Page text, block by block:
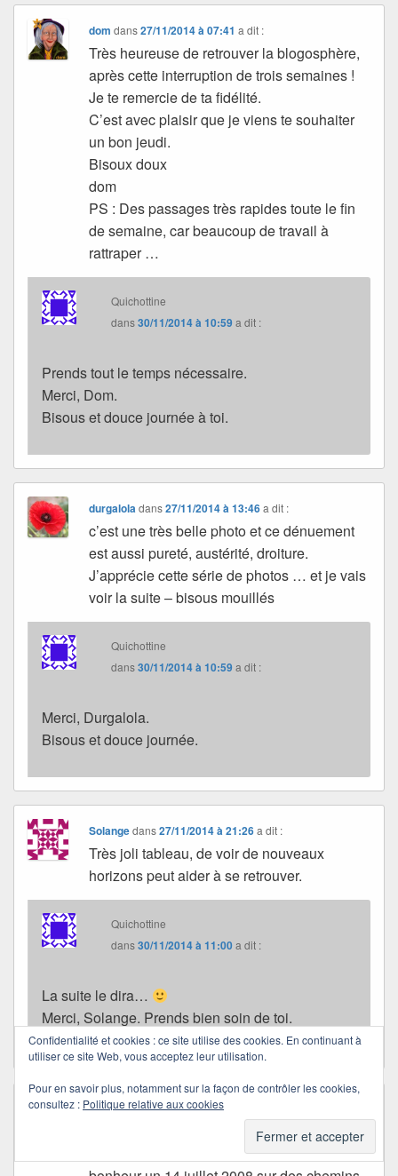
dom dans27/11/2014 à 07:41 a dit :
Très heureuse de retrouver la blogosphère,
après cette interruption de trois semaines !
Je te remercie de ta fidélité.
C’est avec plaisir que je viens te souhaiter
un bon jeudi.
Bisoux doux
dom
PS : Des passages très rapides toute le fin
de semaine, car beaucoup de travail à
rattraper …
Quichottine
dans30/11/2014 à 10:59a dit :
Prends tout le temps nécessaire.
Merci, Dom.
Bisous et douce journée à toi.
durgaloladans27/11/2014 à 13:46 a dit :
c’est une très belle photo et ce dénuement
est aussi pureté, austérité, droiture.
J’apprécie cette série de photos … et je vais
voir la suite – bisous mouillés
Quichottine
dans30/11/2014 à 10:59a dit :
Merci, Durgalola.
Bisous et douce journée.
Solangedans27/11/2014 à 21:26 a dit :
Très joli tableau, de voir de nouveaux
horizons peut aider à se retrouver.
Quichottine
dans30/11/2014 à 11:00a dit :
La suite le dira…
Merci, Solange. Prends bien soin de toi.
fmarmotte5dans28/11/2014 à 10:56
Le clic sur l’image est un accroc dans
« l’espace-temps », on se retrouve avec
Confidentialité et cookies : ce site utilise des cookies. En continuant à
utiliser ce site Web, vous acceptez leur utilisation.
Pour en savoir plus, notamment sur la façon de contrôler les cookies,
consultez : Politique relative aux cookies